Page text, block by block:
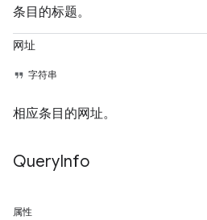
条目的标题。
网址
字符串
相应条目的网址。
QueryInfo
属性